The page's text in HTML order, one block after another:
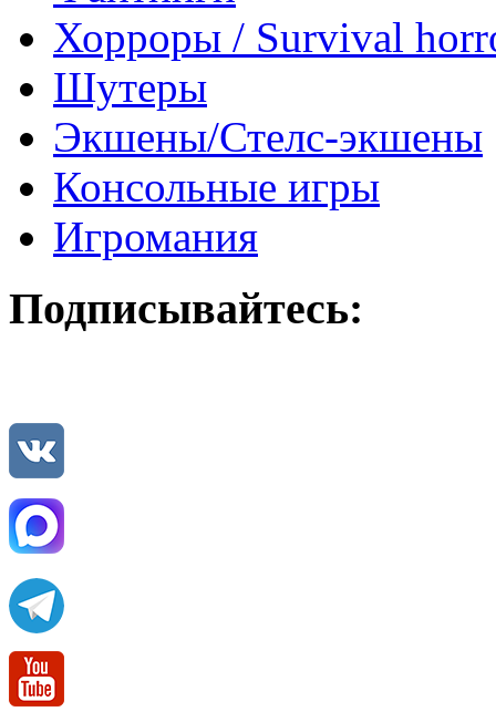
Хорроры / Survival
Шутеры
Экшены/Стелс-экшены
Консольные игры
Игромания
Подписывайтесь: